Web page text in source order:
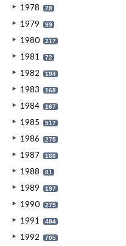
1978 28
1979 99
1980 217
1981 72
1982 194
1983 168
1984 167
1985 517
1986 275
1987 166
1988 81
1989 197
1990 275
1991 494
1992 705